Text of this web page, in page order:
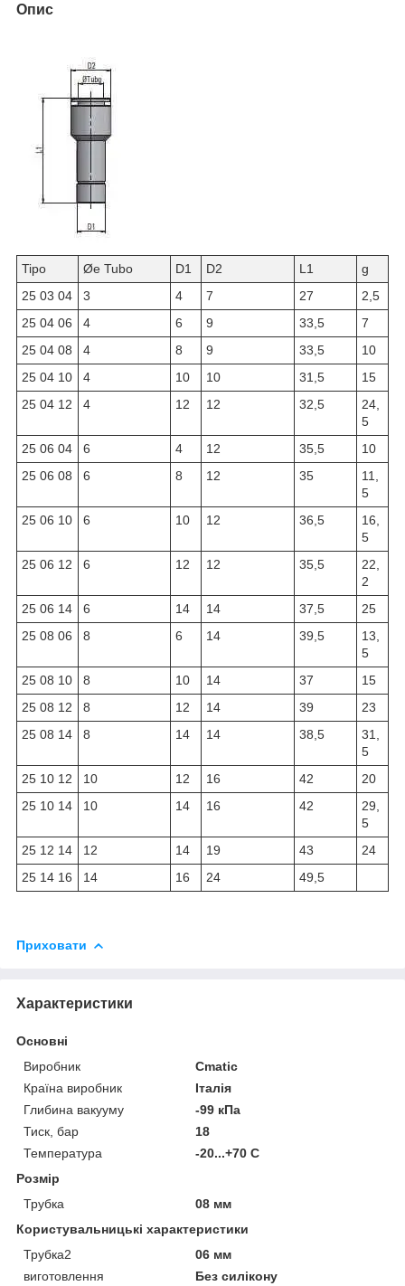
Опис
Tipo Øe Tubo D1 D2 L1
g
25 03 04
3 4 7 27
2,5
25 04 06
4 6 9 33,5
7
25 04 08
4 8 9 33,5
10
25 04 10
4 10 10 31,5
15
25 04 12
4 12 12 32,5
24,
5
25 06 04
6 4 12 35,5
10
25 06 08
6 8 12 35
11,
5
25 06 10
6 10 12 36,5
16,
5
25 06 12
6 12 12 35,5
22,
2
25 06 14
6 14 14 37,5
25
25 08 06
8 6 14 39,5
13,
5
25 08 10
8 10 14 37
15
25 08 12
8 12 14 39
23
25 08 14
8 14 14 38,5
31,
5
25 10 12
10 12 16 42
20
25 10 14
10 14 16 42
29,
5
25 12 14
12 14 19 43
24
25 14 16
14 16 24 49,5
Приховати
Характеристики
Основні
Виробник
Cmatic
Країна виробник
Італія
Глибина вакууму
-99 кПа
Тиск, бар
18
Температура
-20...+70 С
Розмір
Трубка
08 мм
Користувальницькі характеристики
Трубка2
06 мм
виготовлення
Без силікону